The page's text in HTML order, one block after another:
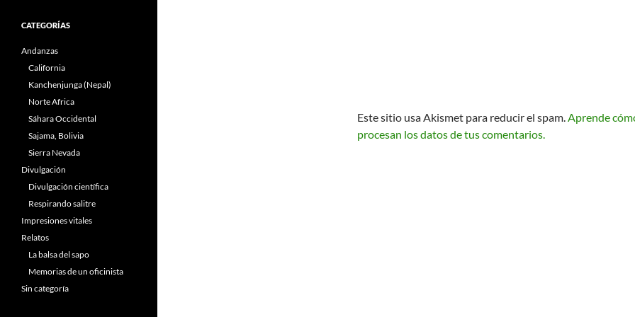
Este sitio usa Akismet para reducir el spam.Aprende
procesan los datos de tus comentarios.
CATEGORÍAS
Andanzas
California
Kanchenjunga (Nepal)
Norte Africa
Sáhara Occidental
Sajama, Bolivia
Sierra Nevada
Divulgación
Divulgación científica
Respirando salitre
Impresiones vitales
Relatos
La balsa del sapo
Memorias de un oficinista
Sin categoría